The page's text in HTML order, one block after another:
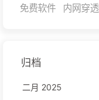
免费软件
内网穿透
归档
二月 2025